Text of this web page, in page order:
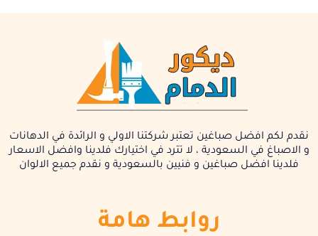
نقدم لكم افضل صباغين تعتبر شركتنا الاولي و الرائدة في الدهانات
و الاصباغ في السعودية ، لا تترد في اختيارك فلدينا وافضل الاسعار
فلدينا افضل صباغين و فنيين بالسعودية و نقدم جميع الالوان
روابط هامة